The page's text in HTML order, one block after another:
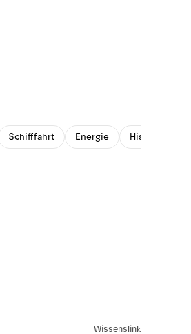
Schifffahrt Energie Historisches
Wissenslink